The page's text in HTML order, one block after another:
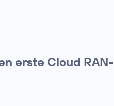
erste Cloud RAN-